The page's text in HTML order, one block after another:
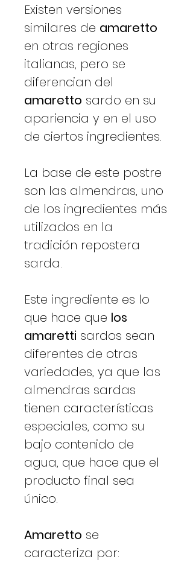
Existen versiones
similares de amaretto
en otras regiones
italianas, pero se
diferencian del
amaretto sardo en su
apariencia y en el uso
de ciertos ingredientes.
La base de este postre
son las almendras, uno
de los ingredientes más
utilizados en la
tradición repostera
sarda.
Este ingrediente es lo
que hace que los
amaretti sardos sean
diferentes de otras
variedades, ya que las
almendras sardas
tienen características
especiales, como su
bajo contenido de
agua, que hace que el
producto final sea
único.
Amaretto se
caracteriza por: